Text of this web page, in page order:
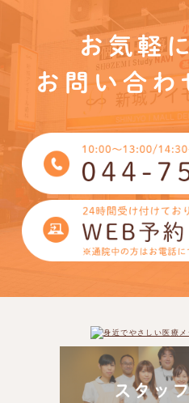
お気軽
お問い合わ